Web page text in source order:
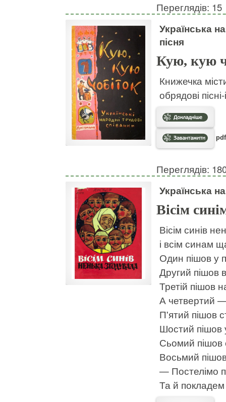
Переглядів: 15
Українська
пісня
Кую, кую
Книжечка
обрядові
Переглядів:
Українська
Вісім
Вісім синів
і всім синам
Один пішов у
Другий пішов
Третій пішов
А четвертий
П'ятий пішов
Шостий пішов
Сьомий пішов
Восьмий
— Постелімо
Та й